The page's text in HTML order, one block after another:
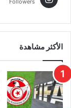
الأكثر مشاهدة